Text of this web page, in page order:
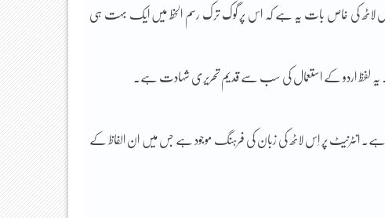
اس لاٹھ کی خاص بات یہ ہے کہ اس پر گوک ترک رسم الخط میں ایک بہت ہی
ہے۔ انٹرنیٹ پر اِس لاٹھ کی زبان کی فرہنگ موجود ہے جس میں ان الفاظ کے